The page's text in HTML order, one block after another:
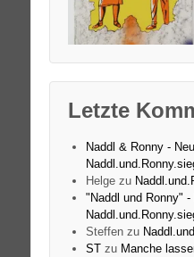
Letzte
Naddl & Ronny -
Helgezu
"Naddl und Ronny" -
Steffenzu
STzu Manche